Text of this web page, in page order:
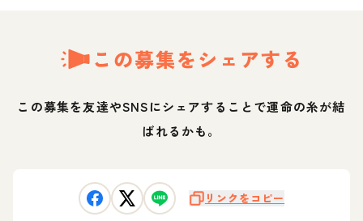
この募集をシェアする
この募集を友達やSNSにシェアすることで運命の糸が結
ばれるかも。
リンクをコピー